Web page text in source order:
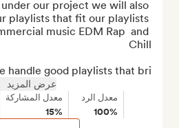
our project we will also
playlists that fit our playlists
music EDM Rap  and
handle good playlists that bri...
عرض المزيد
معدل الرد
100%
معدل المشاركة
15%